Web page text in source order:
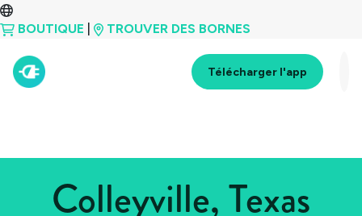
BOUTIQUE TROUVER DES BORNES
Télécharger l'app
Colleyville, Texas